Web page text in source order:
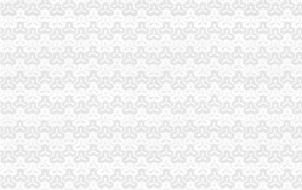
长寿局四方面入手认真学习贯彻全市重庆
巴南局重庆代理记账一品工商所四项措
綦江局重庆代账公司充分运用监测手段力
高新园局“四个到位”重庆代账公司确保食
渝中局重庆进出口权加部门横向交流 促
南川局重庆财务公司发挥职能多措并举推
彭水局重庆财务公司驻阿依河景区办公室